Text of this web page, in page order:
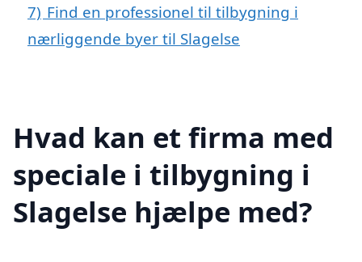
7) Find en professionel til tilbygning i
nærliggende byer til Slagelse
Hvad kan et firma med
speciale i tilbygning i
Slagelse hjælpe med?